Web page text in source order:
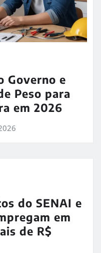
Governo e
Peso para
em 2026
do SENAI e
em
de R$